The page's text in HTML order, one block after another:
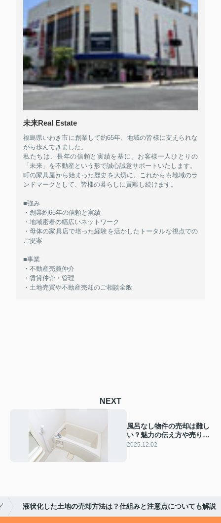
未来Real Estate
福島県いわき市に創業して約65年、地域の皆様に支えられな
がら歩んできました。
私たちは、長年の信頼と実績を基に、お客様一人ひとりの
「未来」を不動産という形で誠心誠意サポートいたします。
町の家具屋から始まった歴史を大切に、これからも地域のラ
ンドマークとして、皆様の暮らしに貢献し続けます。
■強み
・創業約65年の信頼と実績
・地域密着の幅広いネットワーク
・母体の家具店で培った経験を活かしたトータルな視点での
ご提案
■事業
・不動産売買仲介
・賃貸仲介・管理
・土地売買や不動産売却のご相談全般
NEXT
風呂なし物件の売却は難し
い？魅力の伝え方や売りや
すくするコツも解説
2025.12.02
液状化した土地の売却方法は？仕組みと注意点についても解説